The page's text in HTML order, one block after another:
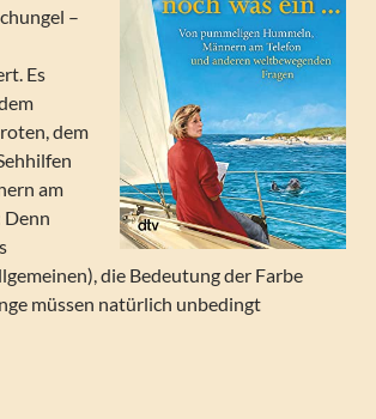
–
Es
dem
am
Denn
die Bedeutung der Farbe
müssen natürlich unbedingt